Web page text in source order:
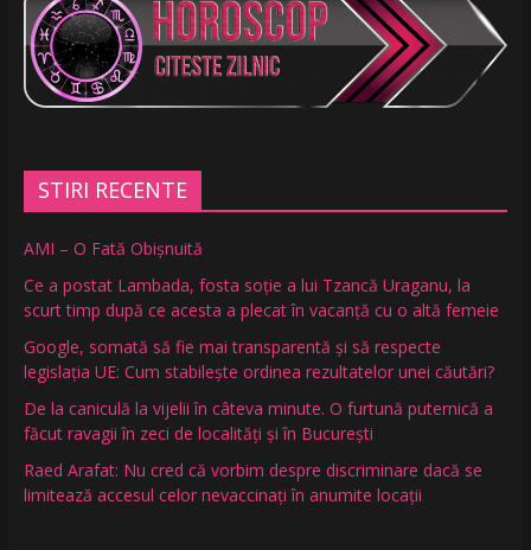
STIRI RECENTE
AMI – O Fată Obişnuită
Ce a postat Lambada, fosta soție a lui Tzancă Uraganu, la
scurt timp după ce acesta a plecat în vacanță cu o altă femeie
Google, somată să fie mai transparentă și să respecte
legislația UE: Cum stabilește ordinea rezultatelor unei căutări?
De la caniculă la vijelii în câteva minute. O furtună puternică a
făcut ravagii în zeci de localități și în București
Raed Arafat: Nu cred că vorbim despre discriminare dacă se
limitează accesul celor nevaccinați în anumite locații